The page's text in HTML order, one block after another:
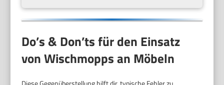
Do’s & Don’ts für den Einsatz
von Wischmopps an Möbeln